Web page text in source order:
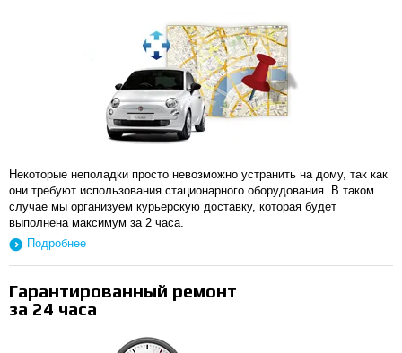
Некоторые неполадки просто невозможно устранить на дому, так как
они требуют использования стационарного оборудования. В таком
случае мы организуем курьерскую доставку, которая будет
выполнена максимум за 2 часа.
Подробнее
Гарантированный ремонт
за 24 часа